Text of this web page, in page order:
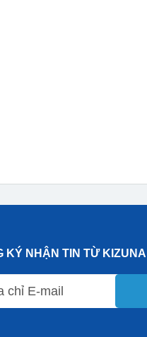
KÝ NHẬN TIN TỪ KIZUNA